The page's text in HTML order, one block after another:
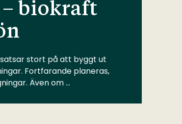
– biokraft
stort på att byggt ut
Fortfarande planeras,
Även om …